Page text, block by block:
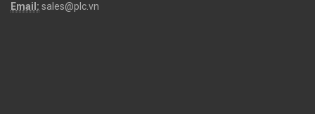
Email: sales@plc.vn